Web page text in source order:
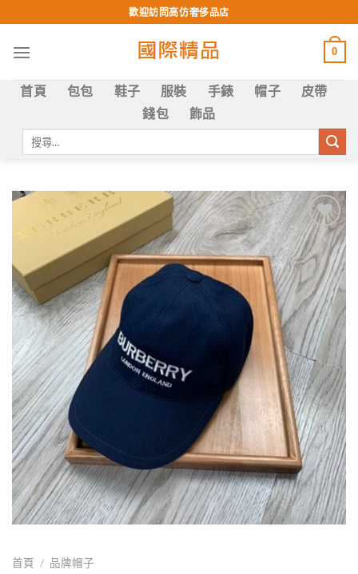
to
content
歡迎訪問高仿奢侈品店
0
首頁 包包 鞋子 服裝 手錶 帽子
皮帶
錢包
飾品
字:
Add to
wishlist
首頁 / 品牌帽子